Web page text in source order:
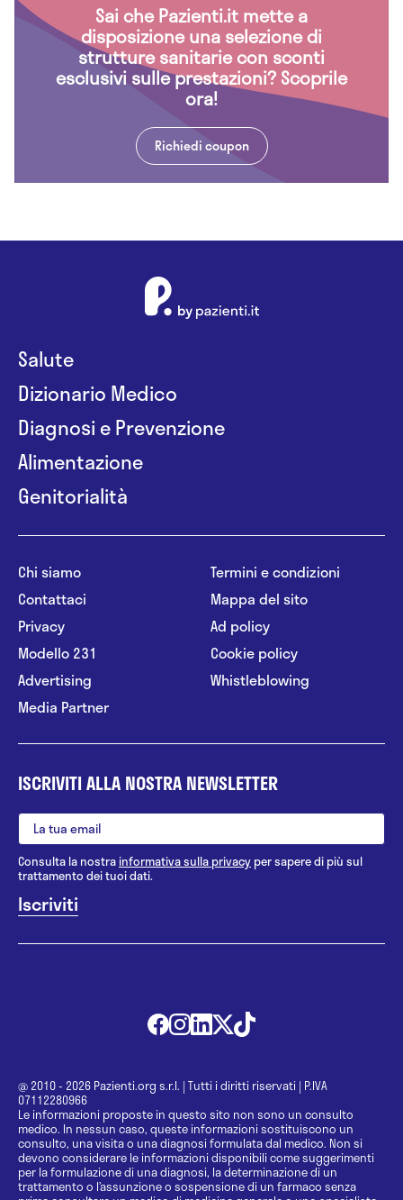
Sai che Pazienti.it mette a
disposizione una selezione di
strutture sanitarie con sconti
esclusivi sulle prestazioni? Scoprile
ora!
Richiedi coupon
Salute
Dizionario Medico
Diagnosi e Prevenzione
Alimentazione
Genitorialità
Chi siamo
Contattaci
Privacy
Modello 231
Advertising
Media Partner
Termini e condizioni
Mappa del sito
Ad policy
Cookie policy
Whistleblowing
ISCRIVITI ALLA NOSTRA NEWSLETTER
Consulta la nostrainformativa sulla privacy per sapere di più sul
trattamento dei tuoi dati.
@ 2010 - 2026 Pazienti.org s.r.l. | Tutti i diritti riservati | P.IVA
07112280966
Le informazioni proposte in questo sito non sono un consulto
medico. In nessun caso, queste informazioni sostituiscono un
consulto, una visita o una diagnosi formulata dal medico. Non si
devono considerare le informazioni disponibili come suggerimenti
per la formulazione di una diagnosi, la determinazione di un
trattamento o l’assunzione o sospensione di un farmaco senza